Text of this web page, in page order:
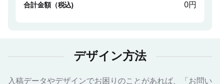
合計金額（税込) 0円
デザイン方法
入稿データやデザインでお困りのことがあれば、「お問い